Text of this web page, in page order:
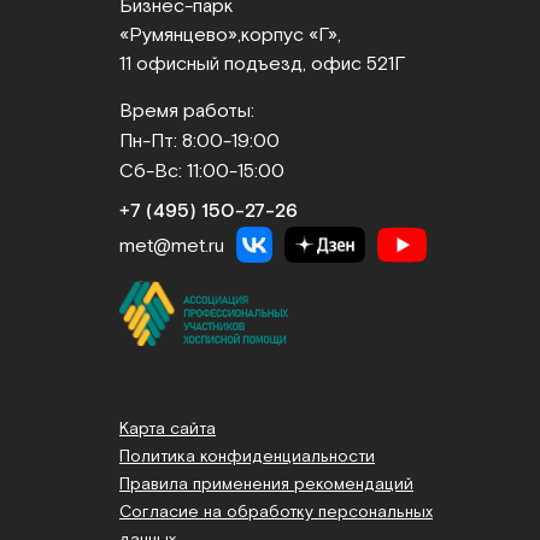
Бизнес‑парк
«Румянцево», корпус «Г»,
11 офисный подъезд, офис 521Г
Время работы:
Пн-Пт: 8:00-19:00
Сб-Вс: 11:00-15:00
+7 (495) 150‑27‑26
met@met.ru
Карта сайта
Политика конфиденциальности
Правила применения рекомендаций
Согласие на обработку персональных